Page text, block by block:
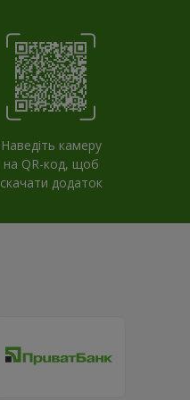
Наведіть камеру
на QR-код, щоб
скачати додаток